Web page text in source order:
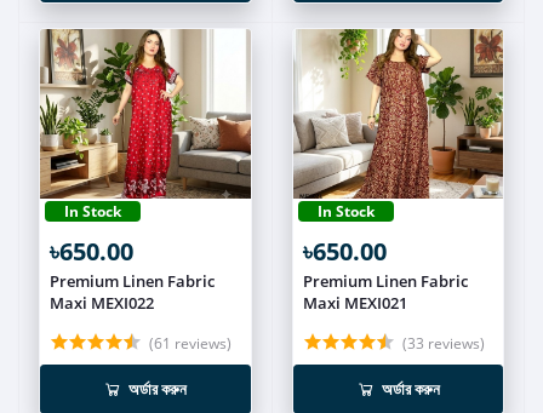
In Stock
৳650.00
Premium Linen Fabric
Maxi MEXI022
(61 reviews)
অর্ডার করুন
In Stock
৳650.00
Premium Linen Fabric
Maxi MEXI021
(33 reviews)
অর্ডার করুন